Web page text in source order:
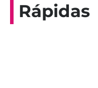
Rápidas